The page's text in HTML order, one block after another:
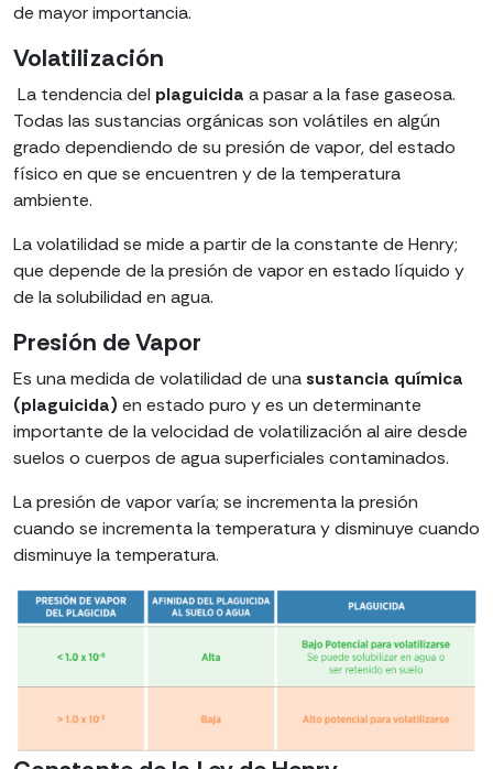
de mayor importancia.
Volatilización
La tendencia del plaguicida a pasar a la fase gaseosa.
Todas las sustancias orgánicas son volátiles en algún
grado dependiendo de su presión de vapor, del estado
físico en que se encuentren y de la temperatura
ambiente.
La volatilidad se mide a partir de la constante de Henry;
que depende de la presión de vapor en estado líquido y
de la solubilidad en agua.
Presión de Vapor
Es una medida de volatilidad de una sustancia química
(plaguicida) en estado puro y es un determinante
importante de la velocidad de volatilización al aire desde
suelos o cuerpos de agua superficiales contaminados.
La presión de vapor varía; se incrementa la presión
cuando se incrementa la temperatura y disminuye cuando
disminuye la temperatura.